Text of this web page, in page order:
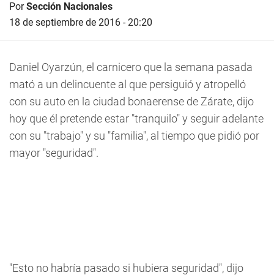
PorSección Nacionales
18 de septiembre de 2016 - 20:20
Daniel Oyarzún, el carnicero que la semana pasada
mató a un delincuente al que persiguió y atropelló
con su auto en la ciudad bonaerense de Zárate, dijo
hoy que él pretende estar "tranquilo" y seguir adelante
con su "trabajo" y su "familia", al tiempo que pidió por
mayor "seguridad".
"Esto no habría pasado si hubiera seguridad", dijo